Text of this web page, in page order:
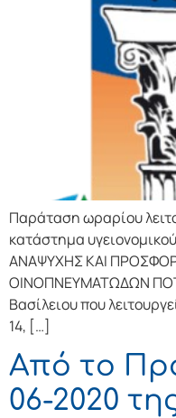
Παράταση ωραρίου
κατάστημα
ΑΝΑΨΥΧΗΣ ΚΑΙ
ΟΙΝΟΠΝΕΥΜΑΤΩΔΩΝ
Βασίλειου που
14, […]
Από το
06-2020